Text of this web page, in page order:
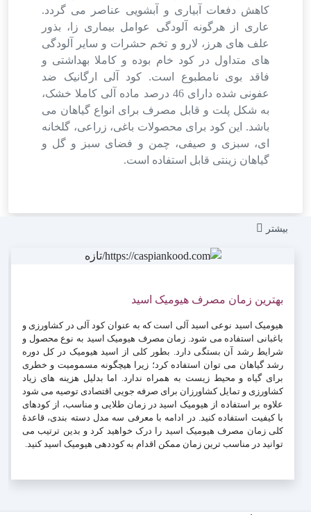
کاهش دفعات آبیاری و آبشویی عناصر می گردد.
عاری از هرگونه آلودگی عوامل بیماری زا، بذور
علف های هرز، لارو و تخم حشرات و سایر آلودگی
های متداول در کود خام بوده و کاملا بهداشتی و
فاقد بوی نامطبوع است. کود آلی ارگانیک ضد
عفونی شده دارای 46 درصد ماده آلی کاملا خشک،
به شکل پلت و قابل مصرف برای انواع گیاهان می
باشد. این کود برای محصولات باغی، زراعی، گلخانه
ای، سبزی و صیفی، چمن و فضای سبز و گل و
گیاهان زینتی قابل استفاده است.
بهترین زمان مصرف هیومیک اسید
هیومیک اسید نوعی اسید آلی است که به عنوان کود آلی در کشاورزی و
باغبانی استفاده می شود. زمان مصرف هیومیک اسید به نوع محصول و
شرایط رشد آن بستگی دارد. بطور کلی از اسید هیومیک در کل دوره
رشد گیاهان می توان استفاده کرد؛ زیرا هیچگونه مسمومیت و خطری
برای گیاه و محیط زیست به همراه ندارد. اما بدلیل هزینه های زیاد
کشاورزی و تمایل کشاورزان برای صرفه جویی اقتصادی توصیه می شود
علاوه بر استفاده از هیومیک اسید در زمان طلایی و مناسب، از کودهای
با کیفیت استفاده کنید. در ادامه با معرفی سه مدل دسته بندی، قاعدۀ
کلی زمان مصرف هیومیک اسید را درک خواهید کرد و بدین ترتیب می
توانید در مناسب ترین زمان ممکن اقدام به کوددهی هیومیک اسید کنید.
بیشتر